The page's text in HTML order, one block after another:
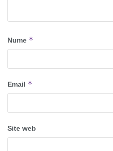
Nume *
Email *
Site web